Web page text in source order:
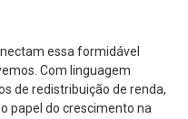
essa formidável
Com linguagem
de redistribuição de renda,
papel do crescimento na